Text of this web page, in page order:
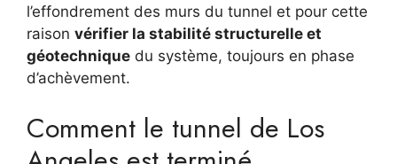
l’effondrement des murs du tunnel et pour cette
raison vérifier la stabilité structurelle et
géotechnique du système, toujours en phase
d’achèvement.
Comment le tunnel de Los